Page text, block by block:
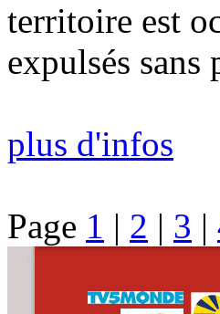
territoire est
expulsés
plus d'infos
Page 1 | 2 | 3 |